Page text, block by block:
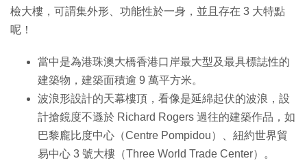
檢大樓，可謂集外形、功能性於一身，並且存在 3 大特點
呢！
當中是為港珠澳大橋香港口岸最大型及最具標誌性的
建築物，建築面積逾 9 萬平方米。
波浪形設計的天幕樓頂，看像是延綿起伏的波浪，設
計搶鏡度不遜於 Richard Rogers 過往的建築作品，如
巴黎龐比度中心（Centre Pompidou）、紐約世界貿
易中心 3 號大樓（Three World Trade Center）。